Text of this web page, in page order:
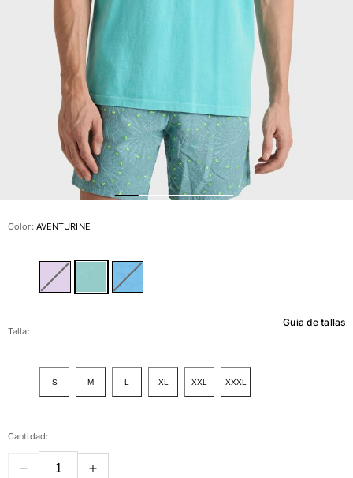
Ver todo Bañadores
Pret-a-porter
Polos
Camisas
Shorts
Jersey y cárdigan
Chaquetas y Abrigos
Pantalones
Jerséis
Camisetas
Tallas grandes
Ver todo Mujer
Trajes de baño
Color: AVENTURINE
Guia de tallas
Talla:
S M L XL XXL XXXL
Cantidad: